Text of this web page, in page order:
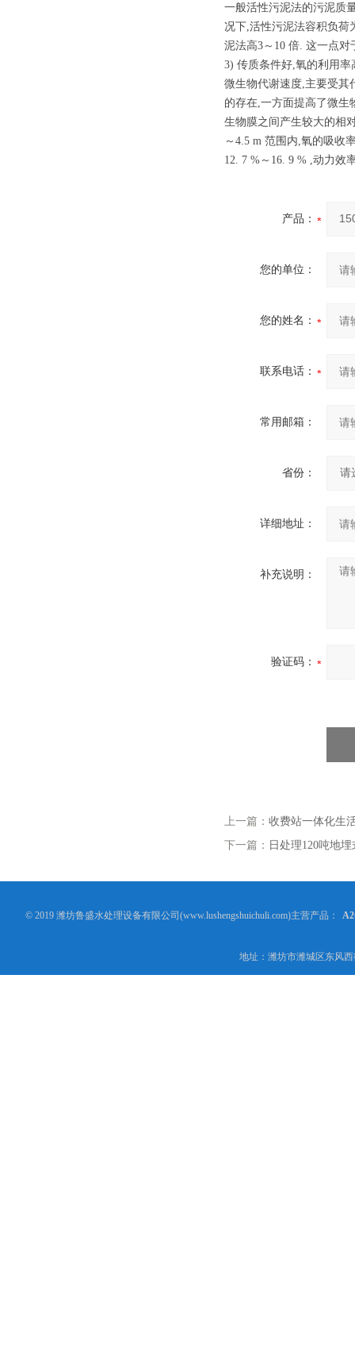
一般活性污泥法的污泥质
况下,活性污泥法容积负荷
泥法高3～10 倍. 这一点
3) 传质条件好,氧的利用率
微生物代谢速度,主要受
的存在,一方面提高了微生
生物膜之间产生较大的相
～4.5 m 范围内,氧的吸收
12. 7 %～16. 9 % ,动力效
产品：
您的单位：
您的姓名：
联系电话：
常用邮箱：
省份：
详细地址：
补充说明：
验证码：
上一篇： 收费站一体化生
下一篇： 日处理120吨地
© 2019 潍坊鲁盛水处理设备有限公司(www.lushengshuichuli.com)主营产品：
地址：潍坊市潍城区东风